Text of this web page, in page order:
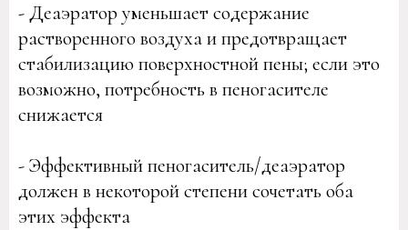
- Деаэратор уменьшает содержание
растворенного воздуха и предотвращает
стабилизацию поверхностной пены; если это
возможно, потребность в пеногасителе
снижается
- Эффективный пеногаситель/деаэратор
должен в некоторой степени сочетать оба
этих эффекта